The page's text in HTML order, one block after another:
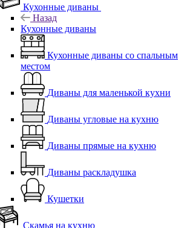
Кухонные диваны
Назад
Кухонные диваны
Кухонные диваны со спальным
местом
Диваны для маленькой кухни
Диваны угловые на кухню
Диваны прямые на кухню
Диваны раскладушка
Кушетки
Скамья на кухню